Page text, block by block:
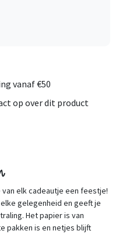
vanaf €50
op over dit product
elk cadeautje een feestje!
gelegenheid en geeft je
Het papier is van
pakken is en netjes blijft